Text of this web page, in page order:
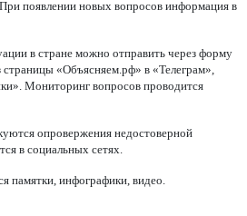
При появлении новых вопросов информация в
в стране можно отправить через форму
страницы «Объясняем.рф» в «Телеграм»,
Мониторинг вопросов проводится
опровержения недостоверной
в социальных сетях.
памятки, инфографики, видео.